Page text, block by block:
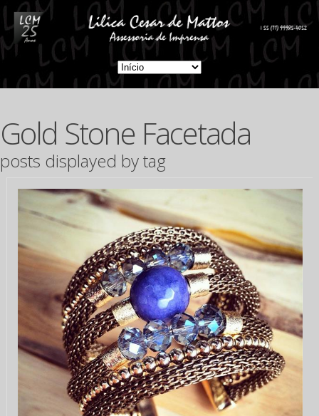
Gold Stone Facetada
posts displayed by tag